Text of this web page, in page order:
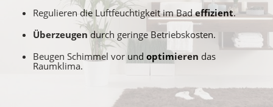
Regulieren die Luftfeuchtigkeit im Badeffizient.
Überzeugendurch geringe Betriebskosten.
Beugen Schimmel vor undoptimieren das
Raumklima.